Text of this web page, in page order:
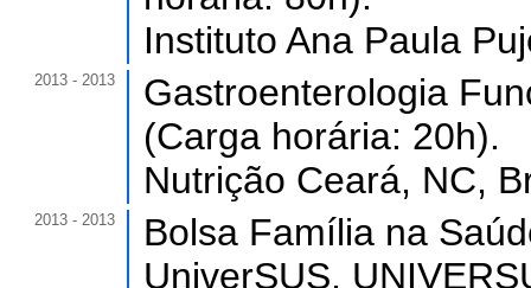
Instituto Ana Paula
2013 - 2013
Gastroenterologia
(Carga horária: 20h).
Nutrição Ceará, NC,
2013 - 2013
Bolsa Família na
UniverSUS,